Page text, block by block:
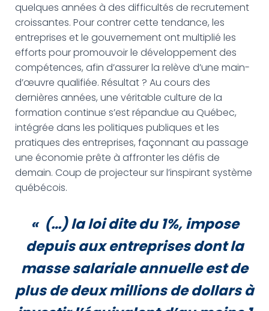
quelques années à des difficultés de recrutement
croissantes. Pour contrer cette tendance, les
entreprises et le gouvernement ont multiplié les
efforts pour promouvoir le développement des
compétences, afin d’assurer la relève d’une main-
d’œuvre qualifiée. Résultat ? Au cours des
dernières années, une véritable culture de la
formation continue s’est répandue au Québec,
intégrée dans les politiques publiques et les
pratiques des entreprises, façonnant au passage
une économie prête à affronter les défis de
demain. Coup de projecteur sur l’inspirant système
québécois.
« (…) la loi dite du 1%, impose
depuis aux entreprises dont la
masse salariale annuelle est de
plus de deux millions de dollars à